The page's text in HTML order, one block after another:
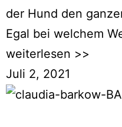
der Hund den
Egal bei welchem
weiterlesen >>
Juli 2, 2021